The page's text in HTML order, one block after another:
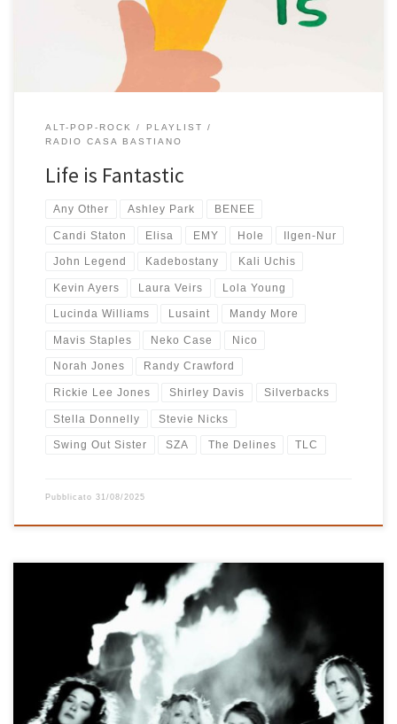
sempre la stessa: ascolto canzoni, quelle che mi colpiscono le
metto dentro una playlist […]
ALT-POP-ROCK
PLAYLIST
RADIO CASA BASTIANO
Life is Fantastic
Any Other Ashley Park BENEE
Candi Staton Elisa EMY Hole Ilgen-Nur
John Legend Kadebostany Kali Uchis
Kevin Ayers Laura Veirs Lola Young
Lucinda Williams Lusaint Mandy More
Mavis Staples Neko Case Nico
Norah Jones Randy Crawford
Rickie Lee Jones Shirley Davis Silverbacks
Stella Donnelly Stevie Nicks
Swing Out Sister SZA The Delines TLC
Pubblicato 31/08/2025
Anche oggi il mio iPhone è riuscito a sorprendermi salendo in
macchina. La prima canzone scelta a caso che mi ha fatto ascoltare
è stata Malibu delle Hole, il gruppo fondato da Courtney Love, la
moglie di Kurt Cobain. Malibu è un gran pezzo, sempre
piacevolissimo da ascoltare. Preso dal […]